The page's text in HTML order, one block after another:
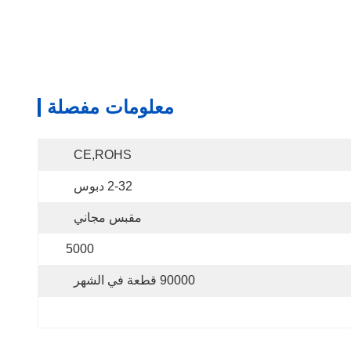
معلومات مفصلة
CE,ROHS
2-32 دبوس
مقبس مجاني
5000
90000 قطعة في الشهر